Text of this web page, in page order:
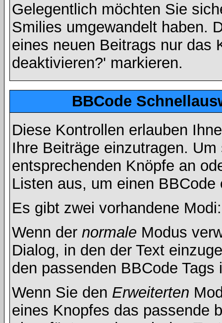
Gelegentlich möchten Sie
Smilies umgewandelt haben.
eines neuen Beitrags nur das
deaktivieren?' markieren.
BBCode
Diese Kontrollen erlauben
Ihre Beiträge einzutragen.
entsprechenden Knöpfe an
Listen aus, um einen BBCode
Es gibt zwei vorhandene
Wenn der normale Modus
Dialog, in den der Text
den passenden BBCode
Wenn Sie den Erweiterten
eines Knopfes das passende